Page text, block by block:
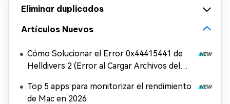
Eliminar duplicados
Artículos Nuevos
Cómo Solucionar el Error 0x44415441 de
Helldivers 2 (Error al Cargar Archivos del
Top 5 apps para monitorizar el rendimiento
de Mac en 2026